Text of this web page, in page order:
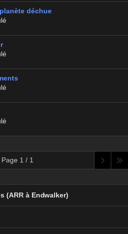
déchue
Page 1 / 1
(ARR à Endwalker)